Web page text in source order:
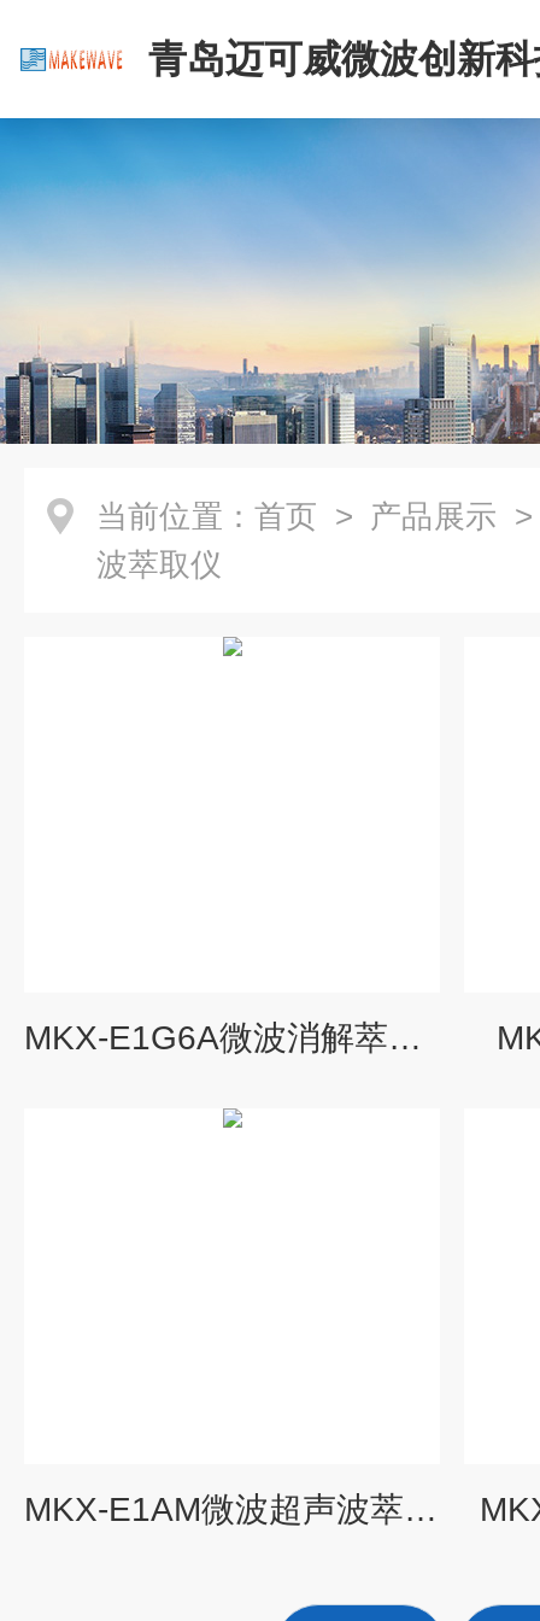
青岛迈可威微波创新
公司
当前位置： 首页 > 产品展示
波萃取仪
MKX-E1G6A微波消解萃取仪
MKX-E1AM微波超声波萃取仪